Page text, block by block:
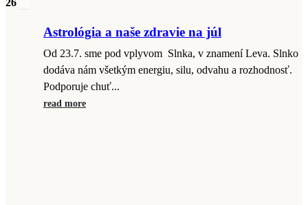
26
Astrológia a naše zdravie na júl
Od 23.7. sme pod vplyvom Slnka, v znamení Leva. Slnko
dodáva nám všetkým energiu, silu, odvahu a rozhodnosť.
Podporuje chuť...
read more